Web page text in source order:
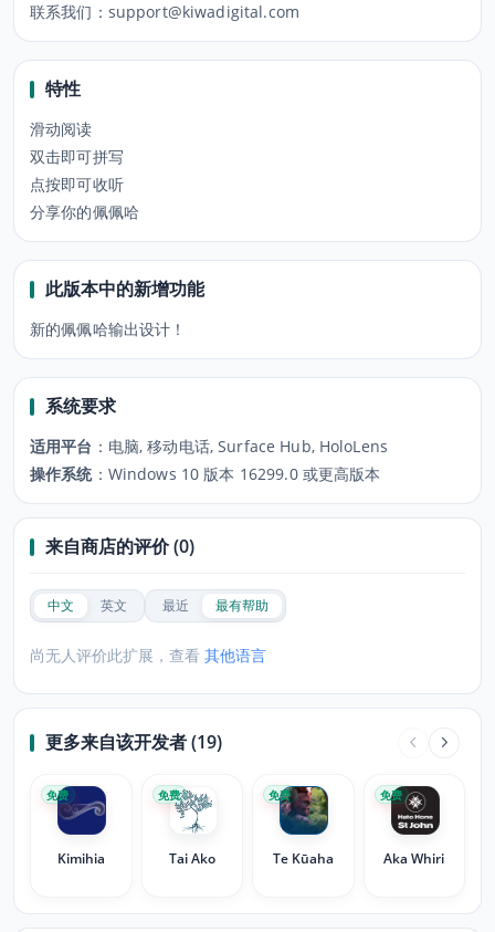
联系我们：support@kiwadigital.com
特性
滑动阅读
双击即可拼写
点按即可收听
分享你的佩佩哈
此版本中的新增功能
新的佩佩哈输出设计！
系统要求
适用平台 ： 电脑, 移动电话, Surface Hub, HoloLens
操作系统： Windows 10 版本 16299.0 或更高版本
来自商店的评价 (0)
中文 英文 最近 最有帮助
尚无人评价此扩展，查看 其他语言
更多来自该开发者 (19)
Kimihia
免费
Tai Ako
免费
Te Kūaha
免费
Aka Whiri
免费